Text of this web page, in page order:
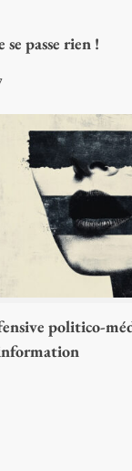
passe rien !
politico-